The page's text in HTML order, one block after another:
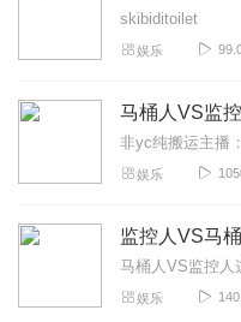
太好看了！！！！！！
2023-12-10
电视人阵营
我是 我是 我是 我是
是 我是 我是
冰糖小十一
妈的太好听了！！！
skibiditoilet
娱乐
马桶人VS监
娱乐
娱乐